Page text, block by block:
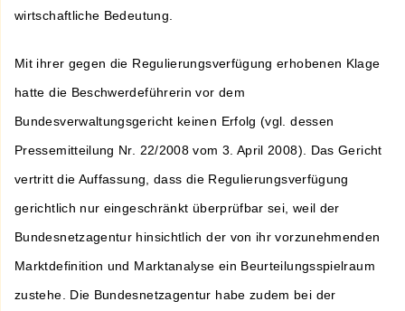
wirtschaftliche Bedeutung.
Mit ihrer gegen die Regulierungsverfügung erhobenen Klage
hatte die Beschwerdeführerin vor dem
Bundesverwaltungsgericht keinen Erfolg (vgl. dessen
Pressemitteilung Nr. 22/2008 vom 3. April 2008). Das Gericht
vertritt die Auffassung, dass die Regulierungsverfügung
gerichtlich nur eingeschränkt überprüfbar sei, weil der
Bundesnetzagentur hinsichtlich der von ihr vorzunehmenden
Marktdefinition und Marktanalyse ein Beurteilungsspielraum
zustehe. Die Bundesnetzagentur habe zudem bei der